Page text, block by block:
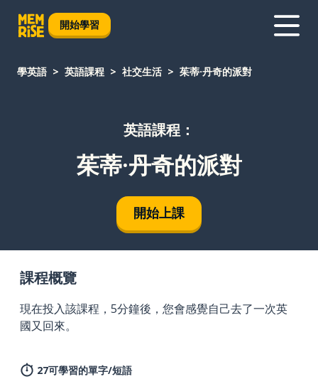
開始學習
學英語 英語課程 社交生活 茱蒂·丹奇的派對
英語課程：
茱蒂·丹奇的派對
開始上課
課程概覽
現在投入該課程，5分鐘後，您會感覺自己去了一次英
國又回來。
27可學習的單字/短語